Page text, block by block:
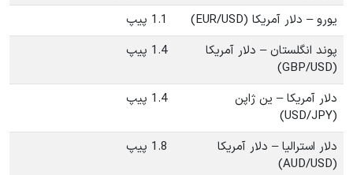
یورو – دلار آمریکا (EUR/USD)
1.1 پیپ
پوند انگلستان – دلار آمریکا
(GBP/USD)
1.4 پیپ
دلار آمریکا – ین ژاپن
(USD/JPY)
1.4 پیپ
دلار استرالیا – دلار آمریکا
(AUD/USD)
1.8 پیپ